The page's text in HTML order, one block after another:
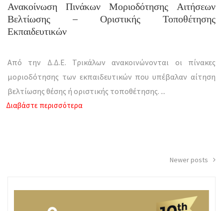
Ανακοίνωση Πινάκων Μοριοδότησης Αιτήσεων
Βελτίωσης – Οριστικής Τοποθέτησης
Εκπαιδευτικών
Από την Δ.Δ.Ε. Τρικάλων ανακοινώνονται οι πίνακες
μοριοδότησης των εκπαιδευτικών που υπέβαλαν αίτηση
βελτίωσης θέσης ή οριστικής τοποθέτησης. ...
Διαβάστε περισσότερα
Newer posts